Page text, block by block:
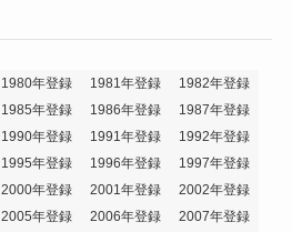
1980年登録 1981年登録
1982年登録
1985年登録 1986年登録
1987年登録
1990年登録 1991年登録
1992年登録
1995年登録 1996年登録
1997年登録
2000年登録 2001年登録
2002年登録
2005年登録 2006年登録 2007年登録